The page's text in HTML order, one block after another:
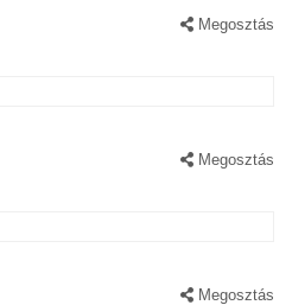
Megosztás
Megosztás
Megosztás